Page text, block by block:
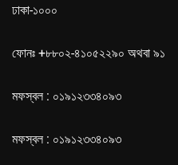
ঢাকা-১০০০
ফোনঃ +৮৮০২-৪১০৫২২৯০ অথবা ৯১
মফস্বল : ০১৯১২৩৩৪০৯৩
মফস্বল : ০১৯১২৩৩৪০৯৩